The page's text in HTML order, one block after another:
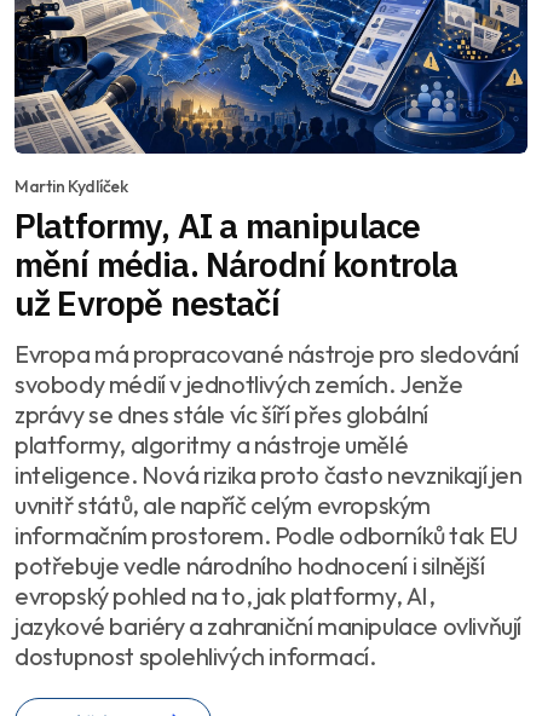
Martin Kydlíček
Platformy, AI a manipulace
mění média. Národní kontrola
už Evropě nestačí
Evropa má propracované nástroje pro sledování
svobody médií v jednotlivých zemích. Jenže
zprávy se dnes stále víc šíří přes globální
platformy, algoritmy a nástroje umělé
inteligence. Nová rizika proto často nevznikají jen
uvnitř států, ale napříč celým evropským
informačním prostorem. Podle odborníků tak EU
potřebuje vedle národního hodnocení i silnější
evropský pohled na to, jak platformy, AI,
jazykové bariéry a zahraniční manipulace ovlivňují
dostupnost spolehlivých informací.